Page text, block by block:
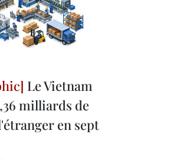
Le Vietnam
milliards de
en sept